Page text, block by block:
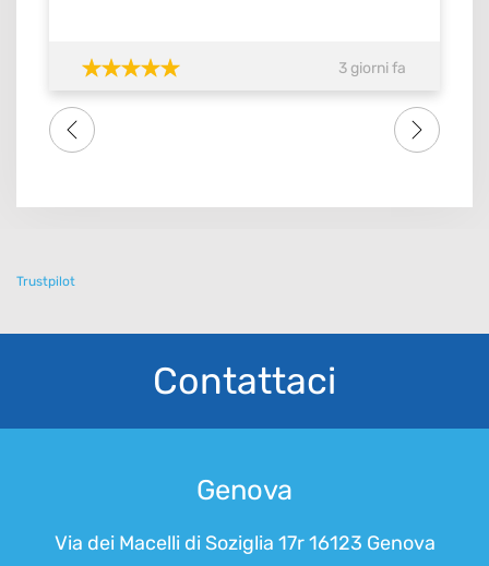
3 giorni fa
massimo del voto SI meritebbe anche 10.
one . Grazie di tutto a tutto lo staff
Trustpilot
Contattaci
Genova
Via dei Macelli di Soziglia 17r 16123 Genova